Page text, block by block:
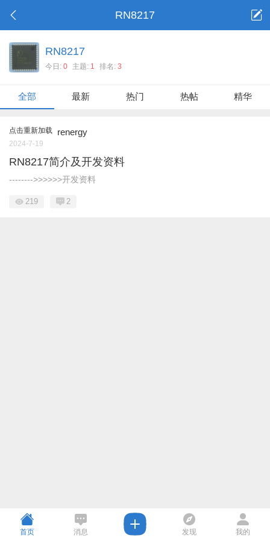
RN8217
RN8217
今日: 0 主题: 1 排名: 3
全部 最新 热门 热帖 精华
点击重新加载 renergy
2024-7-19
RN8217简介及开发资料
-------->>>>>>开发资料
219 2
首页 消息 发现 我的